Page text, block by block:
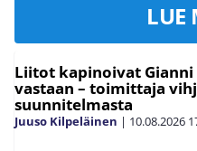
LUE
Liitot kapinoivat
vastaan – toimittaja
suunnitelmasta
Juuso Kilpeläinen | 10.08.2026